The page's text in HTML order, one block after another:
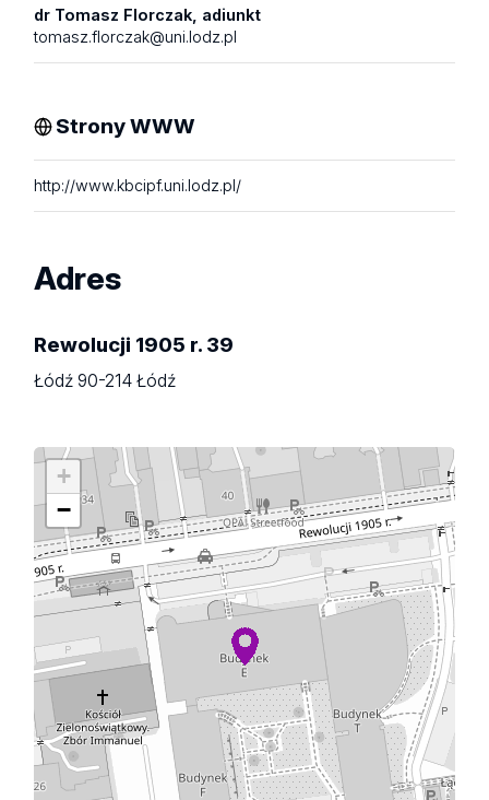
dr Tomasz Florczak, adiunkt
tomasz.florczak@uni.lodz.pl
Strony WWW
http://www.kbcipf.uni.lodz.pl/
Adres
Rewolucji 1905 r. 39
Łódź 90-214 Łódź
+
−